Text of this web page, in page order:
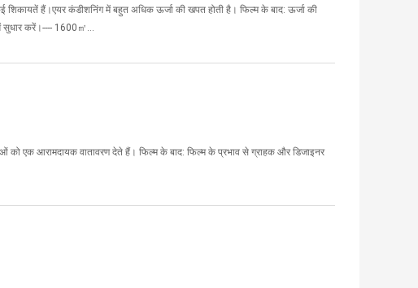
शिकायतें हैं।एयर कंडीशनिंग में बहुत अधिक ऊर्जा की खपत होती है। फिल्म के बाद: ऊर्जा की
सुधार करें।---- 1600㎡...
को एक आरामदायक वातावरण देते हैं। फिल्म के बाद: फिल्म के प्रभाव से ग्राहक और डिजाइनर